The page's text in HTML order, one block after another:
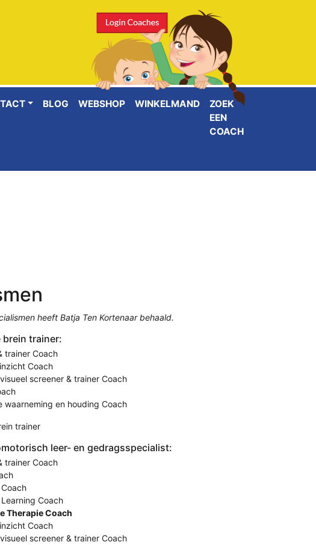
BLOG WEBSHOP WINKELMAND
ZOEK
EEN
COACH
heeft Batja Ten Kortenaar behaald.
brein trainer:
trainer Coach
Coach
screener & trainer Coach
waarneming en houding Coach
trainer
leer- en gedragsspecialist:
trainer Coach
Coach
Therapie Coach
Coach
screener & trainer Coach